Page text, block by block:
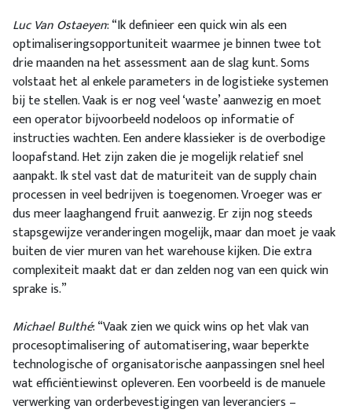
Luc Van Ostaeyen: “Ik definieer een quick win als een
optimaliseringsopportuniteit waarmee je binnen twee tot
drie maanden na het assessment aan de slag kunt. Soms
volstaat het al enkele parameters in de logistieke systemen
bij te stellen. Vaak is er nog veel ‘waste’ aanwezig en moet
een operator bijvoorbeeld nodeloos op informatie of
instructies wachten. Een andere klassieker is de overbodige
loopafstand. Het zijn zaken die je mogelijk relatief snel
aanpakt. Ik stel vast dat de maturiteit van de supply chain
processen in veel bedrijven is toegenomen. Vroeger was er
dus meer laaghangend fruit aanwezig. Er zijn nog steeds
stapsgewijze veranderingen mogelijk, maar dan moet je vaak
buiten de vier muren van het warehouse kijken. Die extra
complexiteit maakt dat er dan zelden nog van een quick win
sprake is.”
Michael Bulthé: “Vaak zien we quick wins op het vlak van
procesoptimalisering of automatisering, waar beperkte
technologische of organisatorische aanpassingen snel heel
wat efficiëntiewinst opleveren. Een voorbeeld is de manuele
verwerking van orderbevestigingen van leveranciers –